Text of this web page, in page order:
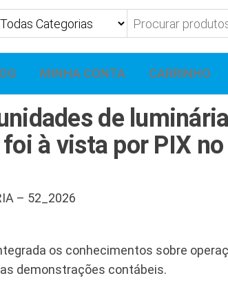
MINHA CONTA CARRINHO
de
à vista por PIX no
– 52_2026
os conhecimentos sobre
demonstrações contábeis.